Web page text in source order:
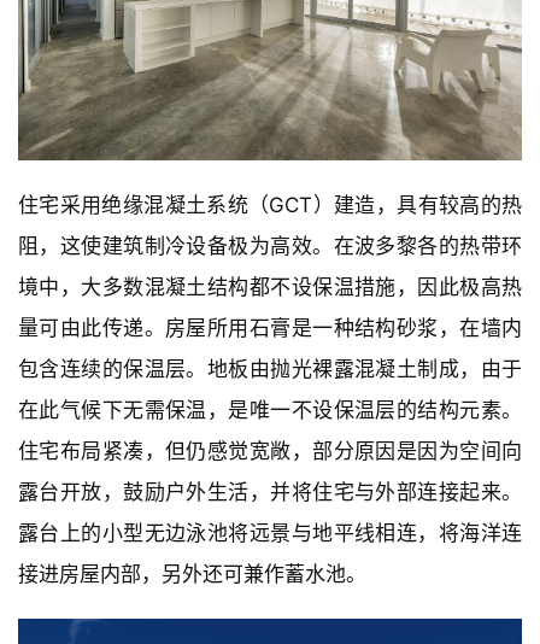
筑
专
教
速
作
流
住宅采用绝缘混凝土系统（GCT）建造，具有较高的热
阻，这使建筑制冷设备极为高效。在波多黎各的热带环
境中，大多数混凝土结构都不设保温措施，因此极高热
量可由此传递。房屋所用石膏是一种结构砂浆，在墙内
包含连续的保温层。地板由抛光裸露混凝土制成，由于
在此气候下无需保温，是唯一不设保温层的结构元素。
住宅布局紧凑，但仍感觉宽敞，部分原因是因为空间向
露台开放，鼓励户外生活，并将住宅与外部连接起来。
露台上的小型无边泳池将远景与地平线相连，将海洋连
接进房屋内部，另外还可兼作蓄水池。